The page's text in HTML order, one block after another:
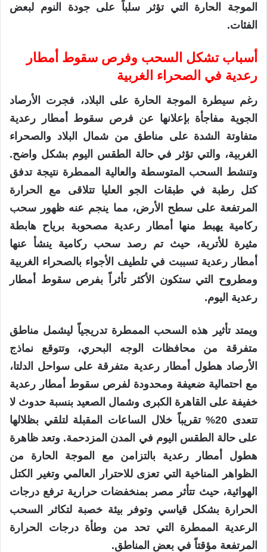
الموجة الحارة التي تؤثر سلباً على جودة النوم لبعض
الفئات.
أسباب تشكل السحب وفرص سقوط أمطار
رعدية في الصحراء الغربية
رغم سيطرة الموجة الحارة على البلاد، فجرت الأرصاد
الجوية مفاجأة بإعلانها عن فرص سقوط أمطار رعدية
متفاوتة الشدة على مناطق من شمال البلاد والصحراء
الغربية، والتي تؤثر في حالة الطقس اليوم بشكل واضح.
وتنشط السحب المتوسطة والعالية الممطرة نتيجة تدفق
كتل رطبة في طبقات الجو العليا تتلاقى مع الحرارة
المرتفعة على سطح الأرض، مما ينجم عنه ظهور سحب
ركامية يهبط منها أمطار رعدية مصحوبة برياح هابطة
مثيرة للأتربة، حيث تم رصد سحب ركامية ينشأ عنها
أمطار رعدية تسببت في تلطيف الأجواء بالصحراء الغربية
ومطروح التي ستكون الأكثر تأثراً بفرص سقوط أمطار
رعدية اليوم.
ويمتد تأثير هذه السحب الممطرة تدريجياً ليشمل مناطق
متفرقة من محافظات الوجه البحري، وتتوقع نماذج
الأرصاد هطول أمطار رعدية متفرقة على سواحل الدلتا،
مع احتمالية ضعيفة ومحدودة لفرص سقوط أمطار رعدية
خفيفة على القاهرة الكبرى وشمال الصعيد بنسبة حدوث لا
تتعدى 20% تقريباً خلال الساعات المقبلة لتلقي بظلالها
على حالة الطقس اليوم في المدن المزدحمة. وتعد ظاهرة
هطول أمطار رعدية بالتزامن مع الموجة الحارة من
الظواهر المناخية التي تعزى للاحترار العالمي وتغير الكتل
الهوائية، حيث تتأثر مصر بمنخفضات حرارية ترفع درجات
الحرارة بشكل قياسي وتوفر بيئة خصبة لتكاثر السحب
الرعدية الممطرة التي تحد من وطأة درجات الحرارة
المرتفعة مؤقتاً في بعض المناطق.